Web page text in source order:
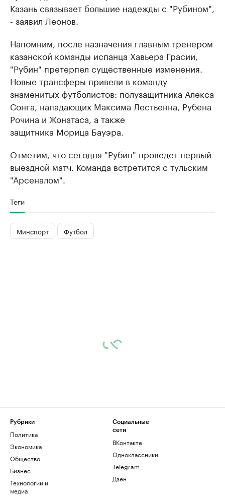
Казань связывает большие надежды с "Рубином",
- заявил Леонов.
Напомним, после назначения главным тренером
казанской команды испанца Хавьера Грасии,
"Рубин" претерпел существенные изменения.
Новые трансферы привели в команду
знаменитых футболистов: полузащитника Алекса
Сонга, нападающих Максима Лестьенна, Рубена
Рочина и Жонатаса, а также
защитника Морица Бауэра.
Отметим, что сегодня "Рубин" проведет первый
выездной матч. Команда встретится с тульским
"Арсеналом".
Теги
Минспорт Футбол
Рубрики
Политика
Экономика
Общество
Бизнес
Технологии и
медиа
Социальные
сети
ВКонтакте
Одноклассники
Telegram
Дзен